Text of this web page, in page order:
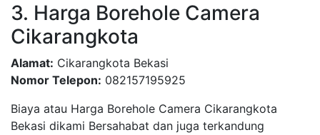
3. Harga Borehole Camera
Cikarangkota
Alamat: Cikarangkota Bekasi
Nomor Telepon: 082157195925
Biaya atau Harga Borehole Camera Cikarangkota
Bekasi dikami Bersahabat dan juga terkandung